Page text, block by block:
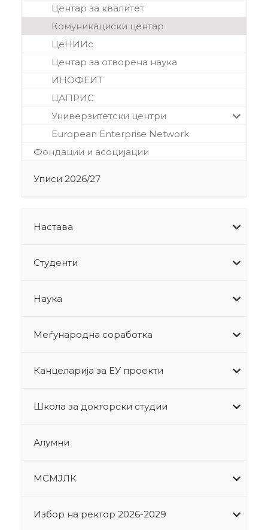
Центар за квалитет
Комуникациски центар
ЦеНИИс
Центар за отворена наука
ИНОФЕИТ
ЦАПРИС
Универзитетски центри
European Enterprise Network
Фондации и асоцијации
Уписи 2026/27
Настава
Студенти
Наука
Меѓународна соработка
Канцеларија за ЕУ проекти
Школа за докторски студии
Алумни
МСМЈЛК
Избор на ректор 2026-2029